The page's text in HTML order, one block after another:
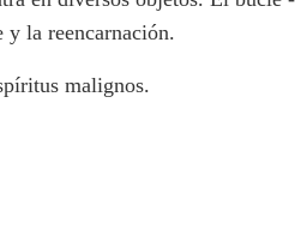
la reencarnación.
malignos.